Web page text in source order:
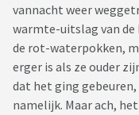
vannacht weer
warmte-uitslag van
de rot-waterpokken,
erger is als ze ouder
dat het ging
namelijk. Maar ach,